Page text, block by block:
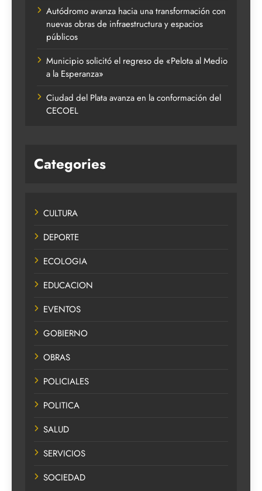
Autódromo avanza hacia una transformación con
nuevas obras de infraestructura y espacios
públicos
Municipio solicitó el regreso de «Pelota al Medio
a la Esperanza»
Ciudad del Plata avanza en la conformación del
CECOEL
Categories
CULTURA
DEPORTE
ECOLOGIA
EDUCACION
EVENTOS
GOBIERNO
OBRAS
POLICIALES
POLITICA
SALUD
SERVICIOS
SOCIEDAD